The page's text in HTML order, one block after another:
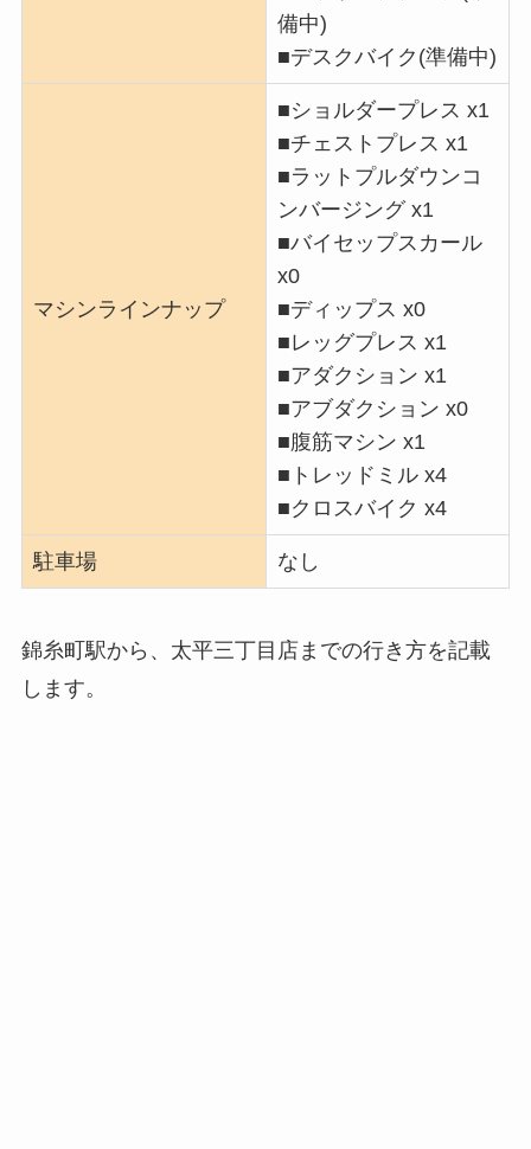
備中)
■デスクバイク(準備中)
マシンラインナップ
■ショルダープレス x1
■チェストプレス x1
■ラットプルダウンコ
ンバージング x1
■バイセップスカール
x0
■ディップス x0
■レッグプレス x1
■アダクション x1
■アブダクション x0
■腹筋マシン x1
■トレッドミル x4
■クロスバイク x4
駐車場 なし
錦糸町駅から、太平三丁目店までの行き方を記載
します。